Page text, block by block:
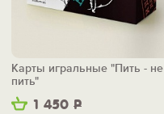
1 450 Р
Карты игральные "Пить - не
пить"